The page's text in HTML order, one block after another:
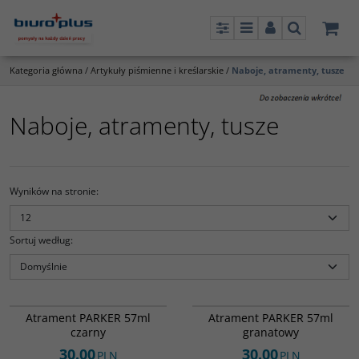
PanelMenuPanelSzukaj
Kategoria główna / Artykuły piśmienne i kreślarskie / Naboje, atramenty, tusze
Naboje, atramenty, tusze
Wyników na stronie:
Sortuj według:
Atrament PARKER 57ml
czarny
30.00PLN
Atrament PARKER 57ml
granatowy
30.00PLN